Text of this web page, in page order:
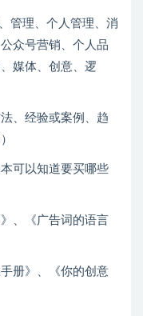
管理、个人管理、消
众号营销、个人品
媒体、创意、逻
、经验或案例、趋
可以知道要买哪些
、《广告词的语言
册》、《你的创意